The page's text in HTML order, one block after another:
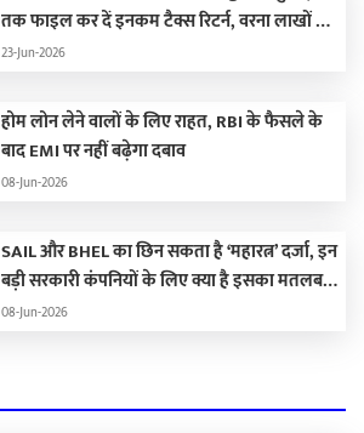
तक फाइल कर दें इनकम टैक्स रिटर्न, वरना लाखों का
लगेगा जुर्माना
23-Jun-2026
होम लोन लेने वालों के लिए राहत, RBI के फैसले के
बाद EMI पर नहीं बढ़ेगा दबाव
08-Jun-2026
SAIL और BHEL का छिन सकता है ‘महारत्न’ दर्जा, इन
बड़ी सरकारी कंपनियों के लिए क्या है इसका मतलब…
08-Jun-2026